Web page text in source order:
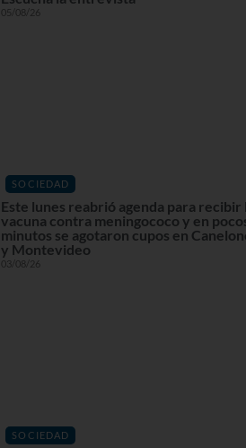
05/08/26
SOCIEDAD
Este lunes reabrió agenda para recibir
vacuna contra meningococo y en
minutos se agotaron cupos en
y Montevideo
03/08/26
SOCIEDAD